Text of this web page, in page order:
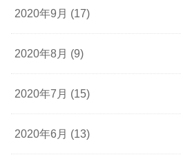
2020年9月 (17)
2020年8月 (9)
2020年7月 (15)
2020年6月 (13)